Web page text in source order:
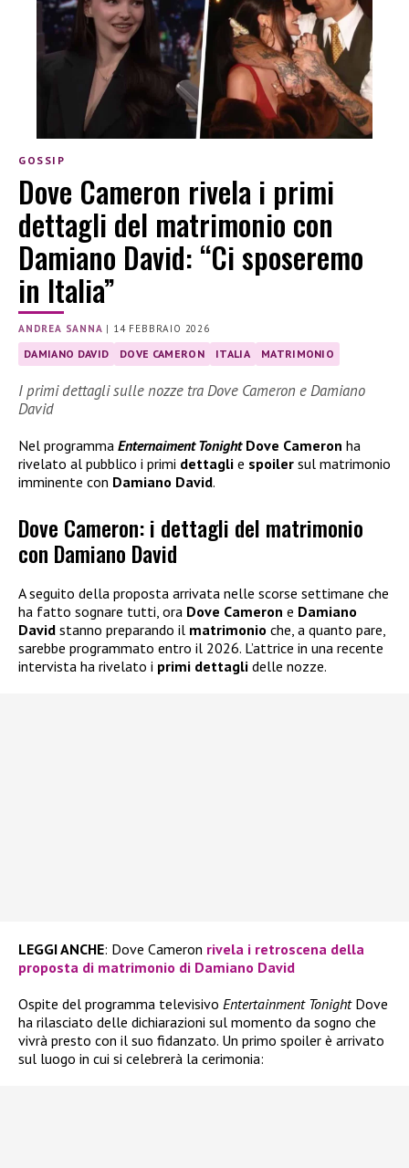
GOSSIP
Dove Cameron rivela i primi
dettagli del matrimonio con
Damiano David: “Ci sposeremo
in Italia”
ANDREA SANNA | 14 FEBBRAIO 2026
DAMIANO DAVID DOVE CAMERON ITALIA MATRIMONIO
I primi dettagli sulle nozze tra Dove Cameron e Damiano
David
Nel programma Enternaiment Tonight Dove Cameron ha
rivelato al pubblico i primi dettagli e spoiler sul matrimonio
imminente con Damiano David.
Dove Cameron: i dettagli del matrimonio
con Damiano David
A seguito della proposta arrivata nelle scorse settimane che
ha fatto sognare tutti, ora Dove Cameron e Damiano
David stanno preparando il matrimonio che, a quanto pare,
sarebbe programmato entro il 2026. L’attrice in una recente
intervista ha rivelato i primi dettagli delle nozze.
LEGGI ANCHE: Dove Cameron rivela i retroscena della
proposta di matrimonio di Damiano David
Ospite del programma televisivo Entertainment Tonight Dove
ha rilasciato delle dichiarazioni sul momento da sogno che
vivrà presto con il suo fidanzato. Un primo spoiler è arrivato
sul luogo in cui si celebrerà la cerimonia: